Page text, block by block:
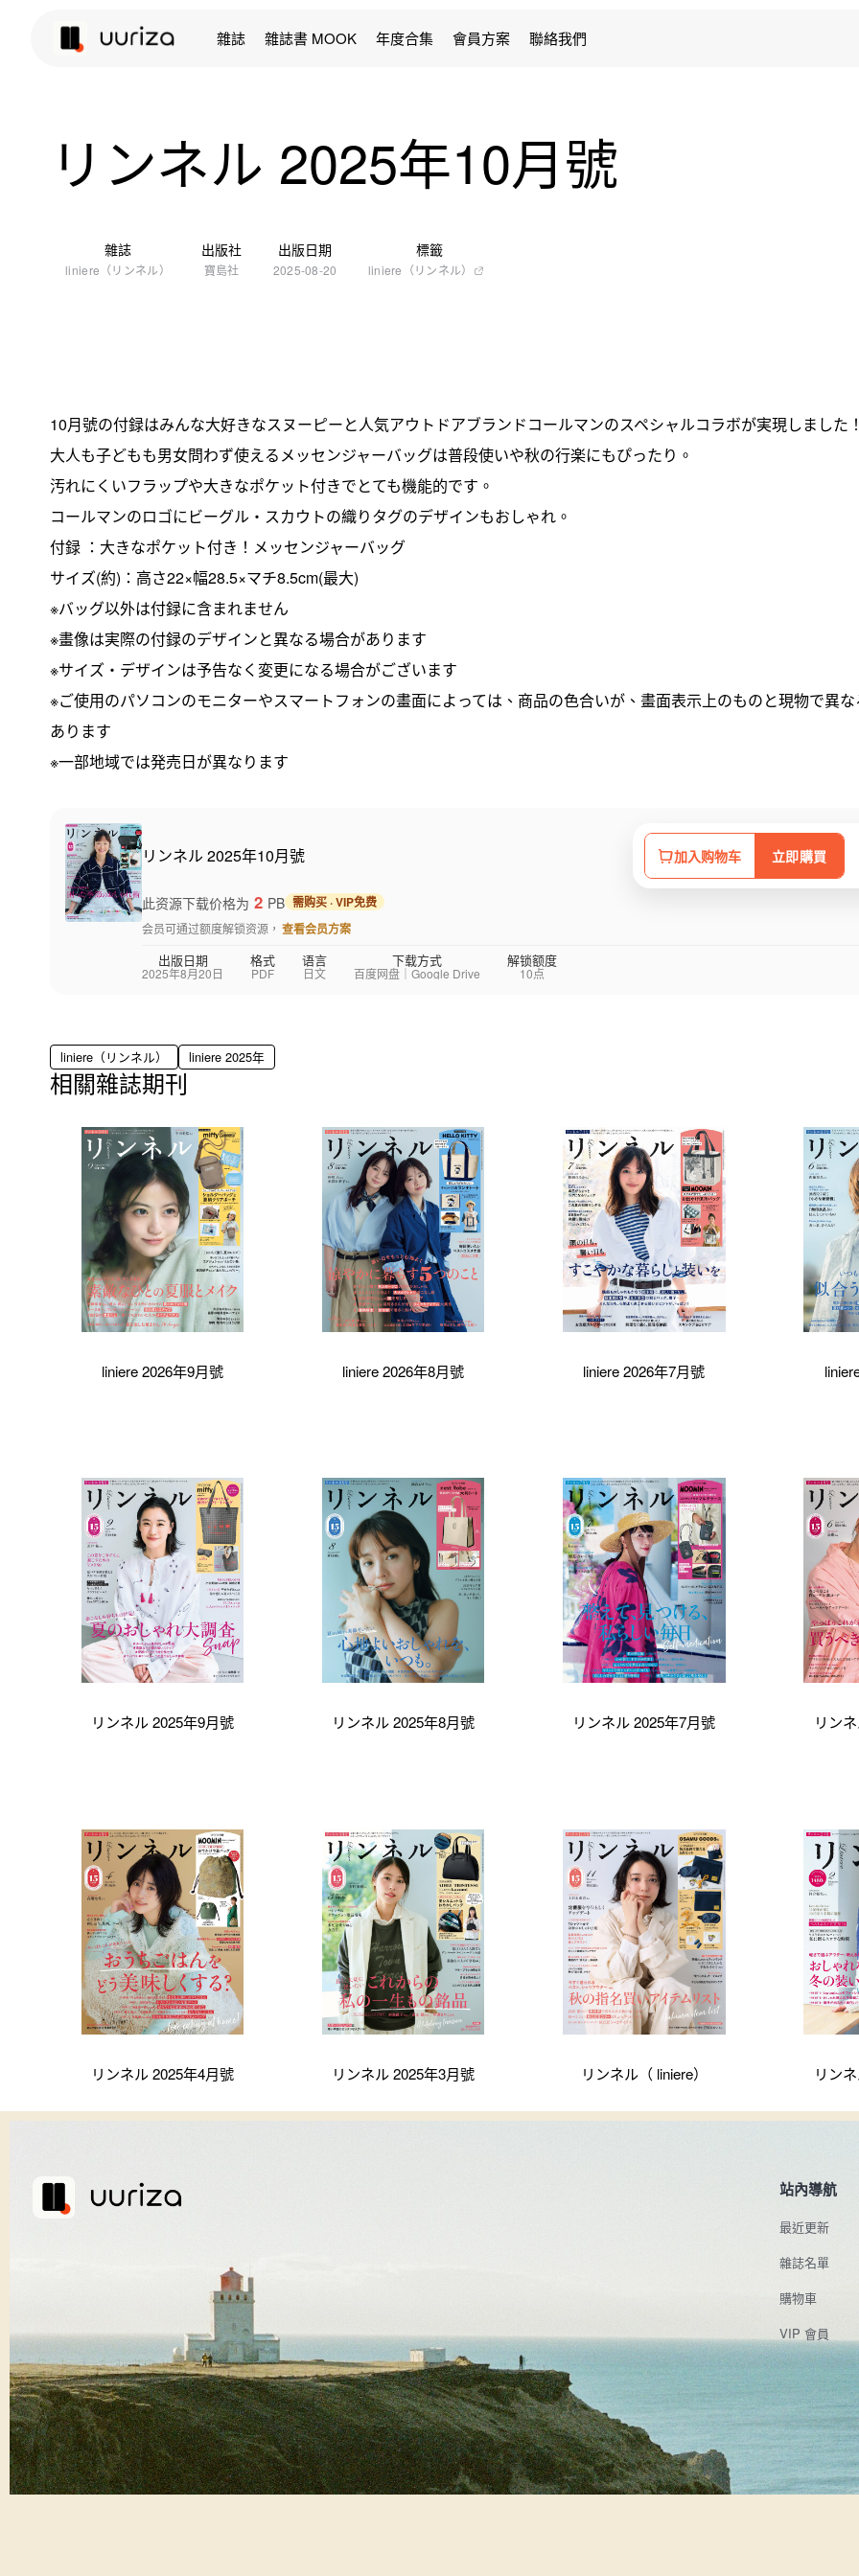
雜誌 雜誌書 MOOK 年度合集 會員方案 聯絡我們
リンネル 2025年10月號
雜誌
liniere（リンネル）
出版社
寶島社
出版日期
2025-08-20
標籤
liniere（リンネル）
10月號の付録はみんな大好きなスヌーピーと人気アウトドアブランドコールマンのスペシャルコラボが実現しました
大人も子どもも男女問わず使えるメッセンジャーバッグは普段使いや秋の行楽にもぴったり。
汚れにくいフラップや大きなポケット付きでとても機能的です。
コールマンのロゴにビーグル・スカウトの織りタグのデザインもおしゃれ。
付録 ：大きなポケット付き！メッセンジャーバッグ
サイズ(約)：高さ22×幅28.5×マチ8.5cm(最大)
※バッグ以外は付録に含まれません
※畫像は実際の付録のデザインと異なる場合があります
※サイズ・デザインは予告なく変更になる場合がございます
※ご使用のパソコンのモニターやスマートフォンの畫面によっては、商品の色合いが、畫面表示上のものと現物で異
あります
※一部地域では発売日が異なります
リンネル 2025年10月號 加入购物车 立即購買
此资源下载价格为 2 PB 需购买 · VIP免费
会员可通过额度解锁资源， 查看会员方案
出版日期
2025年8月20日
格式
PDF
语言
日文
下载方式
百度网盘｜Google Drive
解锁额度
10点
liniere（リンネル） liniere 2025年
相關雜誌期刊
liniere 2026年9月號 liniere 2026年8月號 liniere 2026年7月號
リンネル 2025年9月號 リンネル 2025年8月號 リンネル 2025年7月號 リン
リンネル 2025年4月號 リンネル 2025年3月號 リンネル（ liniere） リン
站內導航
最近更新
雜誌名單
購物車
VIP 會員